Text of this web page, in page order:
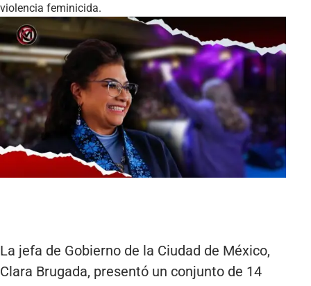
violencia feminicida.
La jefa de Gobierno de la Ciudad de México,
Clara Brugada, presentó un conjunto de 14